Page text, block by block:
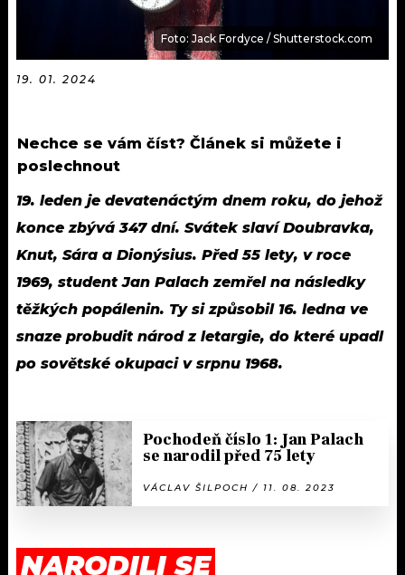
OSTATNÍ
Foto: Jack Fordyce / Shutterstock.com
19. 01. 2024
Nechce se vám číst? Článek si můžete i
poslechnout
19. leden je devatenáctým dnem roku, do jehož
konce zbývá 347 dní. Svátek slaví Doubravka,
Knut, Sára a Dionýsius. Před 55 lety, v roce
1969, student Jan Palach zemřel na následky
těžkých popálenin. Ty si způsobil 16. ledna ve
snaze probudit národ z letargie, do které upadl
po sovětské okupaci v srpnu 1968.
Pochodeň číslo 1: Jan Palach
se narodil před 75 lety
VÁCLAV ŠILPOCH / 11. 08. 2023
NARODILI SE